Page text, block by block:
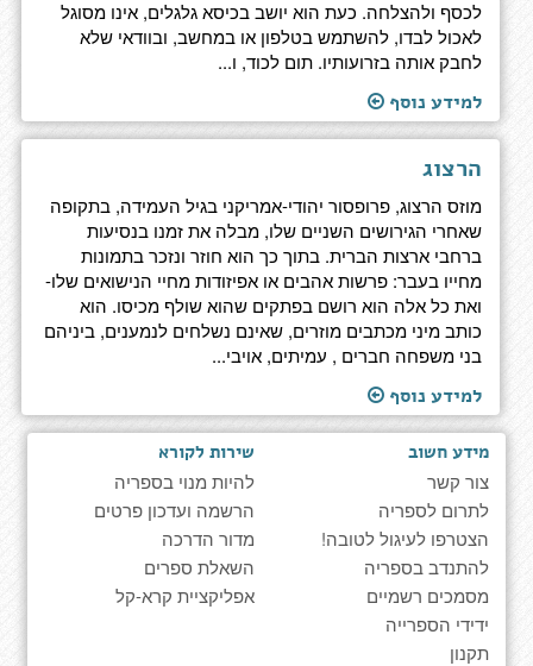
לכסף ולהצלחה. כעת הוא יושב בכיסא גלגלים, אינו מסוגל
לאכול לבדו, להשתמש בטלפון או במחשב, ובוודאי שלא
לחבק אותה בזרועותיו. תום לכוד, ו...
למידע נוסף
הרצוג
מוזס הרצוג, פרופסור יהודי-אמריקני בגיל העמידה, בתקופה
שאחרי הגירושים השניים שלו, מבלה את זמנו בנסיעות
ברחבי ארצות הברית. בתוך כך הוא חוזר ונזכר בתמונות
מחייו בעבר: פרשות אהבים או אפיזודות מחיי הנישואים שלו-
ואת כל אלה הוא רושם בפתקים שהוא שולף מכיסו. הוא
כותב מיני מכתבים מוזרים, שאינם נשלחים לנמענים, ביניהם
בני משפחה חברים , עמיתים, אויבי...
למידע נוסף
מידע חשוב
צור קשר
לתרום לספריה
הצטרפו לעיגול לטובה!
להתנדב בספריה
מסמכים רשמיים
ידידי הספרייה
תקנון
שירות לקורא
להיות מנוי בספריה
הרשמה ועדכון פרטים
מדור הדרכה
השאלת ספרים
אפליקציית קרא-קל